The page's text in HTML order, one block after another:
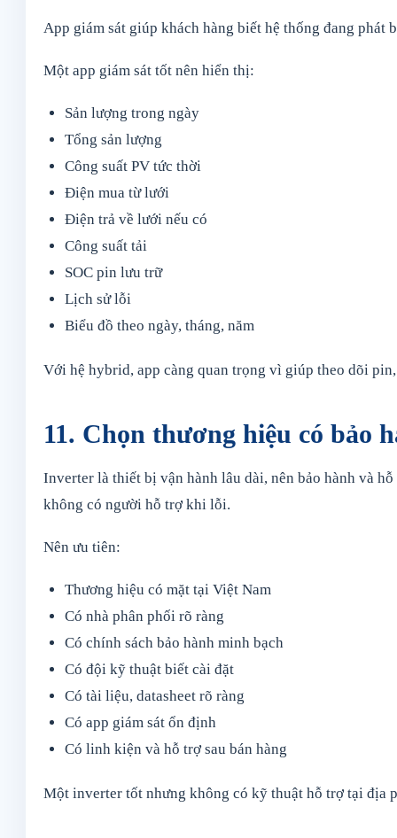
App giám sát giúp khách hàng biết hệ thống đang
Một app giám sát tốt nên hiển thị:
Sản lượng trong ngày
Tổng sản lượng
Công suất PV tức thời
Điện mua từ lưới
Điện trả về lưới nếu có
Công suất tải
SOC pin lưu trữ
Lịch sử lỗi
Biểu đồ theo ngày, tháng, năm
Với hệ hybrid, app càng quan trọng vì giúp theo dõi
11. Chọn thương hiệu có bảo
Inverter là thiết bị vận hành lâu dài, nên bảo hành và
không có người hỗ trợ khi lỗi.
Nên ưu tiên:
Thương hiệu có mặt tại Việt Nam
Có nhà phân phối rõ ràng
Có chính sách bảo hành minh bạch
Có đội kỹ thuật biết cài đặt
Có tài liệu, datasheet rõ ràng
Có app giám sát ổn định
Có linh kiện và hỗ trợ sau bán hàng
Một inverter tốt nhưng không có kỹ thuật hỗ trợ tại địa